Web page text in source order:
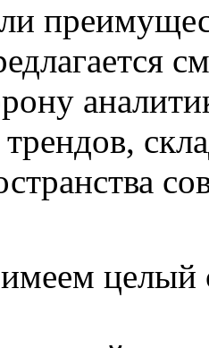
трендов,
целый